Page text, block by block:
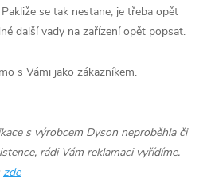
se tak nestane, je třeba opět
další vady na zařízení opět popsat.
s Vámi jako zákazníkem.
s výrobcem Dyson neproběhla či
rádi Vám reklamaci vyřídíme.
zde